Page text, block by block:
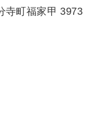
寺町福家甲 3973